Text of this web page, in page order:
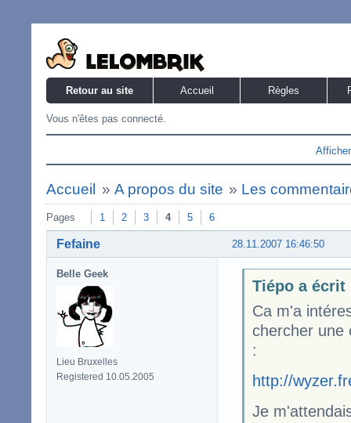
Retour au site Accueil Règles
Vous n'êtes pas connecté.
Accueil » A propos du site » Les
Pages 1 2 3 4 5 6
28.11.2007 16:46:50
Fefaine
Belle Geek
Lieu Bruxelles
Registered 10.05.2005
Tiépo a écrit
Ca m'a
chercher une
:
http://
Je